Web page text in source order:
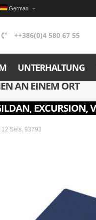
German
++386(0)4 580 67 55
UNTERHALTUNG
AN EINEM ORT
EXCURSION,
12 Sets, 93793